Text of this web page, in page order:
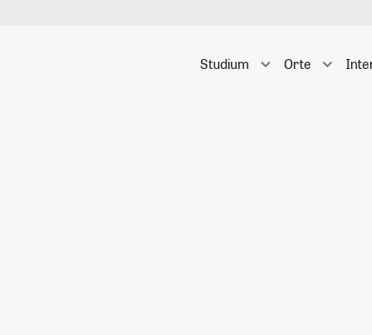
Studium Orte